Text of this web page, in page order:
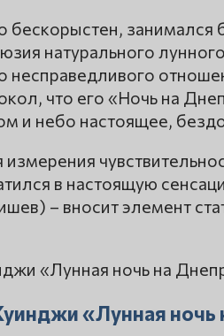
занимался
натурального
несправедливого
что его «Ночь на
и небо настоящее,
в настоящую
– вносит элемент
«Лунная ночь